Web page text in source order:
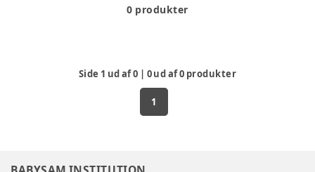
0 produkter
Side 1 ud af0 0ud af0 produkter
1